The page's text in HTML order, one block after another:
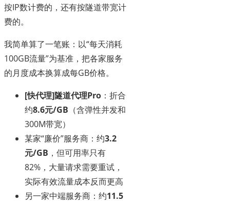
按IP数计费的，还有按隧道带宽计
费的。
我简单算了一笔账：以“每天消耗
100GB流量”为基准，把各家服务
的月度成本换算成每GB价格。
[快代理]隧道代理Pro ：折合
约8.6元/GB （含弹性并发和
300M带宽）
某家“廉价”服务商：约3.2
元/GB ，但可用率只有
82%，大量请求需要重试，
实际有效流量成本反而更高
另一家中端服务商：约11.5